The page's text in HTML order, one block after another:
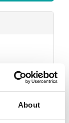
About
23 luglio 2019